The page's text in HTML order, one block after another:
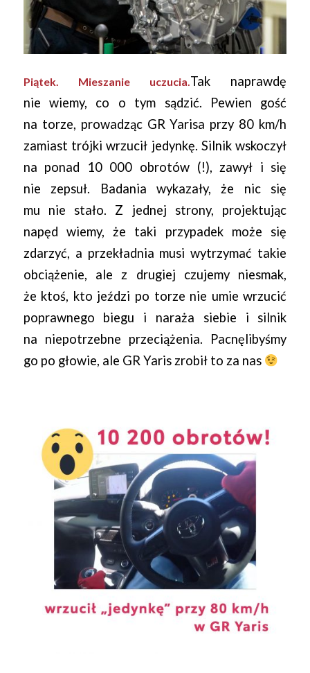
Piątek. Mieszanie uczucia.Tak naprawdę
nie wiemy, co o tym sądzić. Pewien gość
na torze, prowadząc GR Yarisa przy 80 km/h
zamiast trójki wrzucił jedynkę. Silnik wskoczył
na ponad 10 000 obrotów (!), zawył i się
nie zepsuł. Badania wykazały, że nic się
mu nie stało. Z jednej strony, projektując
napęd wiemy, że taki przypadek może się
zdarzyć, a przekładnia musi wytrzymać takie
obciążenie, ale z drugiej czujemy niesmak,
że ktoś, kto jeździ po torze nie umie wrzucić
poprawnego biegu i naraża siebie i silnik
na niepotrzebne przeciążenia. Pacnęlibyśmy
go po głowie, ale GR Yaris zrobił to za nas